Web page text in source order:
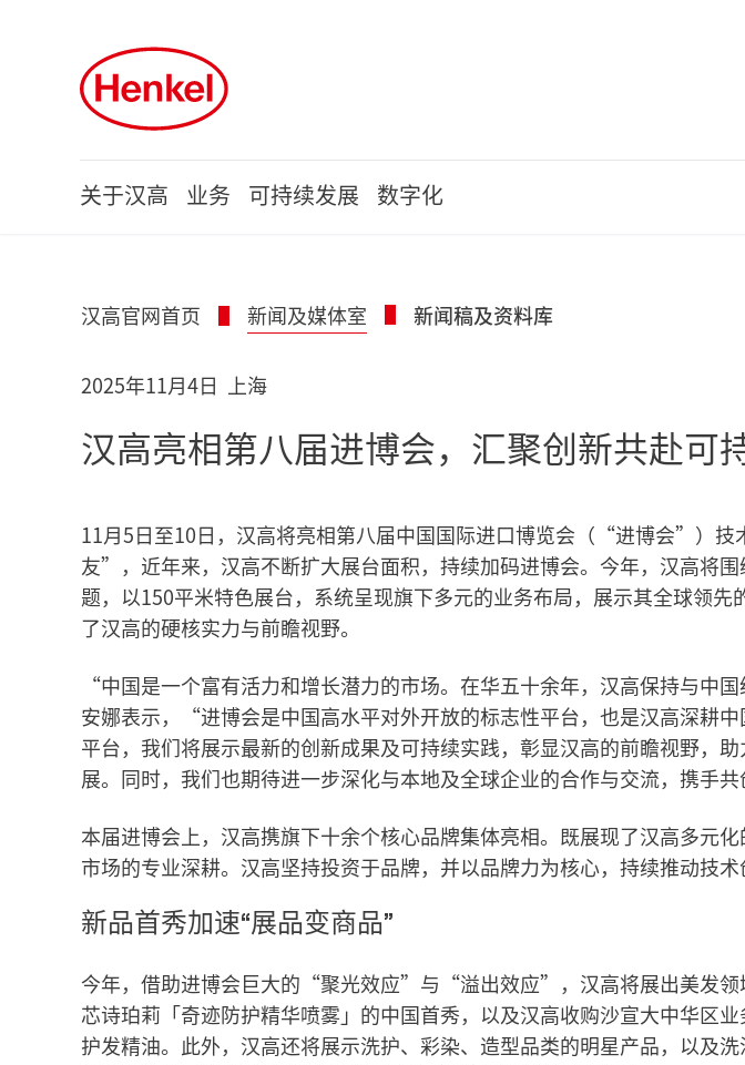
关于汉高 业务 可持续发展 数字化
汉高官网首页 新闻及媒体室 新闻稿及资料库
2025年11月4日 上海
汉高亮相第八届进博会，汇聚创新共赴可
11月5日至10日，汉高将亮相第八届中国国际进口博览会（“进博会”）
友”，近年来，汉高不断扩大展台面积，持续加码进博会。今年，汉高将
题，以150平米特色展台，系统呈现旗下多元的业务布局，展示其全球领先
了汉高的硬核实力与前瞻视野。
“中国是一个富有活力和增长潜力的市场。在华五十余年，汉高保持与中
安娜表示，“进博会是中国高水平对外开放的标志性平台，也是汉高深耕
平台，我们将展示最新的创新成果及可持续实践，彰显汉高的前瞻视野，
展。同时，我们也期待进一步深化与本地及全球企业的合作与交流，携手
本届进博会上，汉高携旗下十余个核心品牌集体亮相。既展现了汉高多元
市场的专业深耕。汉高坚持投资于品牌，并以品牌力为核心，持续推动技术
新品首秀加速“展品变商品”
今年，借助进博会巨大的“聚光效应”与“溢出效应”，汉高将展出美发领
芯诗珀莉「奇迹防护精华喷雾」的中国首秀，以及汉高收购沙宣大中华区业
护发精油。此外，汉高还将展示洗护、彩染、造型品类的明星产品，以及